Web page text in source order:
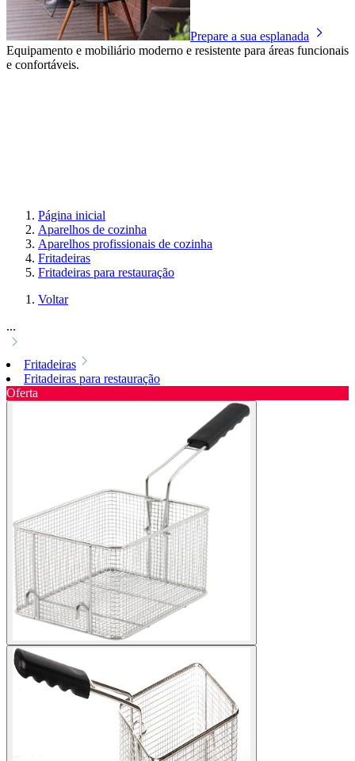
Prepare a sua esplanada
Equipamento e mobiliário moderno e resistente para áreas funcionais
e confortáveis.
Página inicial
Aparelhos de cozinha
Aparelhos profissionais de cozinha
Fritadeiras
Fritadeiras para restauração
Voltar
...
Fritadeiras
Fritadeiras para restauração
Oferta